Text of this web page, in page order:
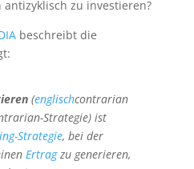
zu investieren?
beschreibt die
(englischcontrarian
Strategie) ist
Strategie, bei der
Ertragzu generieren,